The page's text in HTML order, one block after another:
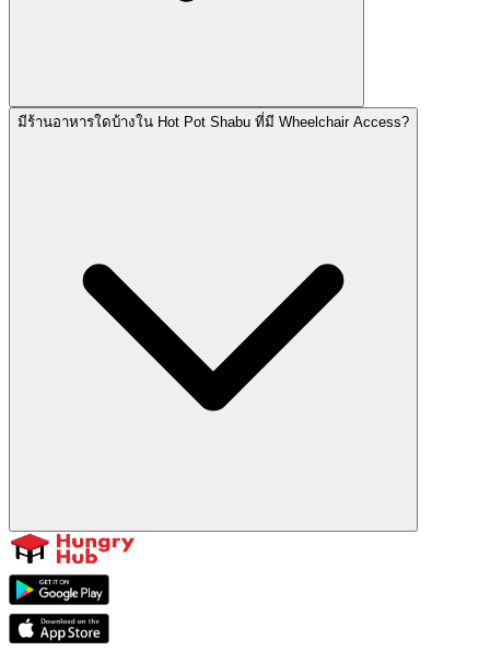
มีร้านอาหารใดบ้างใน Hot Pot Shabu ที่มี Wheelchair Access?